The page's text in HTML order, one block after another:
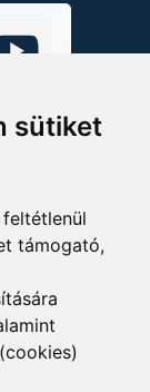
sütiket
támogató,